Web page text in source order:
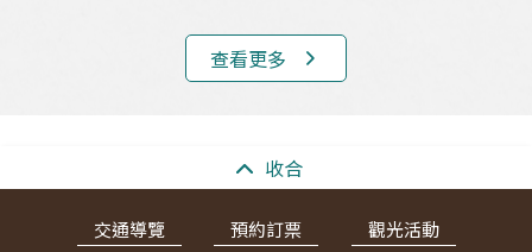
查看更多
收合
交通導覽 預約訂票 觀光活動